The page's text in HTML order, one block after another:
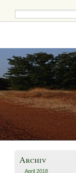
Archiv
April 2018